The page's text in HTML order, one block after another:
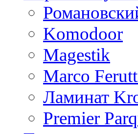
Komodoor
Magestik
Marco
Ламинат
Premier